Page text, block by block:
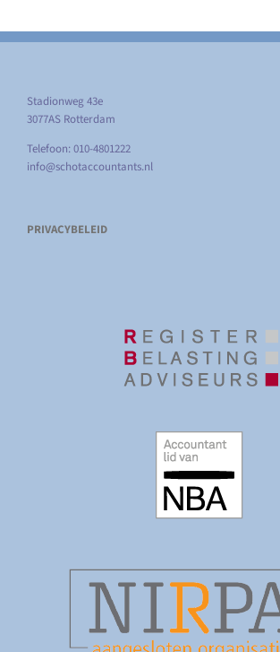
Stadionweg 43e
3077AS Rotterdam
Telefoon: 010-4801222
info@schotaccountants.nl
PRIVACYBELEID